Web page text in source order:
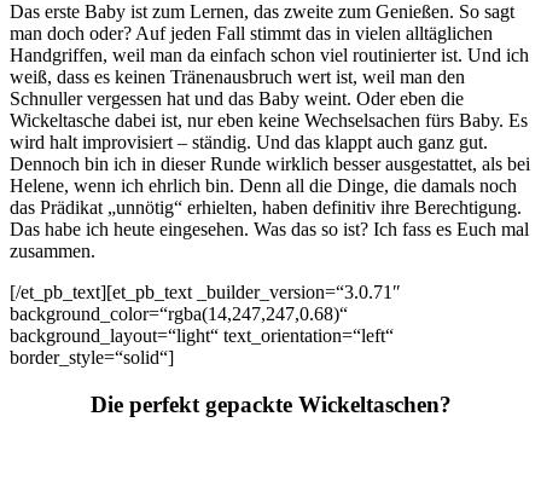
Das erste Baby ist zum Lernen, das zweite zum Genießen. So sagt
man doch oder? Auf jeden Fall stimmt das in vielen alltäglichen
Handgriffen, weil man da einfach schon viel routinierter ist. Und ich
weiß, dass es keinen Tränenausbruch wert ist, weil man den
Schnuller vergessen hat und das Baby weint. Oder eben die
Wickeltasche dabei ist, nur eben keine Wechselsachen fürs Baby. Es
wird halt improvisiert – ständig. Und das klappt auch ganz gut.
Dennoch bin ich in dieser Runde wirklich besser ausgestattet, als bei
Helene, wenn ich ehrlich bin. Denn all die Dinge, die damals noch
das Prädikat „unnötig“ erhielten, haben definitiv ihre Berechtigung.
Das habe ich heute eingesehen. Was das so ist? Ich fass es Euch mal
zusammen.
[/et_pb_text][et_pb_text _builder_version=“3.0.71″
background_color=“rgba(14,247,247,0.68)“
background_layout=“light“ text_orientation=“left“
border_style=“solid“]
Die perfekt gepackte Wickeltaschen?